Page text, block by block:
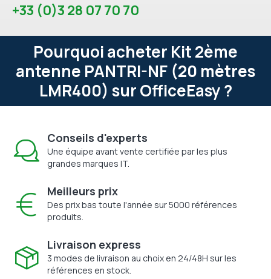
+33 (0)3 28 07 70 70
Pourquoi acheter Kit 2ème
antenne PANTRI-NF (20 mètres
LMR400) sur OfficeEasy ?
Conseils d'experts
Une équipe avant vente certifiée par les plus
grandes marques IT.
Meilleurs prix
Des prix bas toute l'année sur 5000 références
produits.
Livraison express
3 modes de livraison au choix en 24/48H sur les
références en stock.